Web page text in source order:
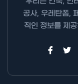
공사, 우레탄폼,
적인 정보를 제